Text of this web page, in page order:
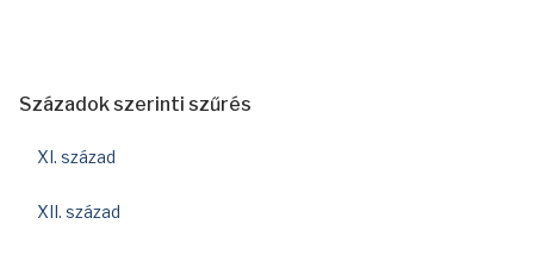
Századok szerinti szűrés
XI. század
XII. század